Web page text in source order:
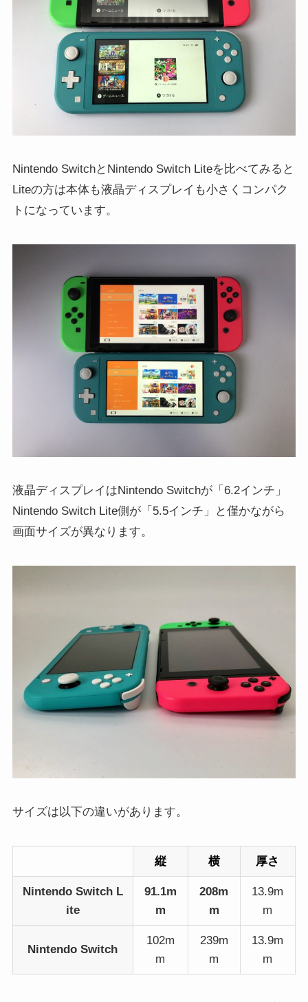
Nintendo SwitchとNintendo Switch Liteを比べてみると
Liteの方は本体も液晶ディスプレイも小さくコンパク
トになっています。
液晶ディスプレイはNintendo Switchが「6.2インチ」
Nintendo Switch Lite側が「5.5インチ」と僅かながら
画面サイズが異なります。
サイズは以下の違いがあります。
縦 横 厚さ
Nintendo Switch L
ite
91.1m
m
208m
m
13.9m
m
Nintendo Switch
102m
m
239m
m
13.9m
m